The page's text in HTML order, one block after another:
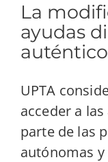
La
ayudas
auténtico
UPTA
acceder a
parte de las
autónomas